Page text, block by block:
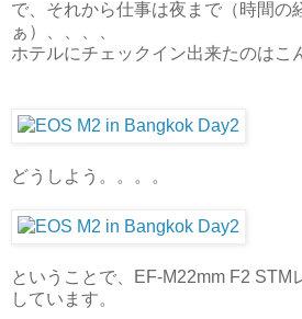
で、それから仕事は夜まで（時間の
ぁ）、、、、
ホテルにチェックイン出来たのはこ
どうしよう。。。。
ということで、EF-M22mm F2 STM
しています。